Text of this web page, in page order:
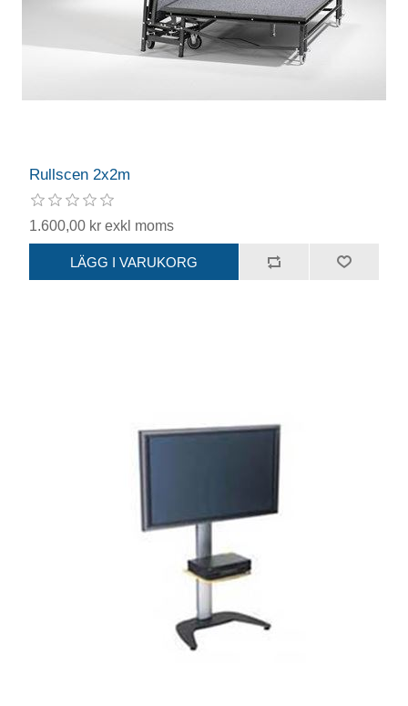
Rullscen 2x2m
1.600,00 kr exkl moms